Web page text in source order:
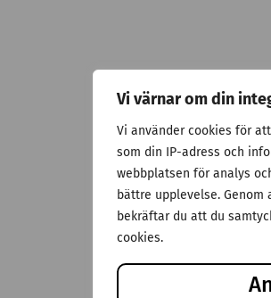
Vi värnar om din
Vi använder cookies för
som din IP-adress och
webbplatsen för analys
bättre upplevelse.
bekräftar du att du
cookies.